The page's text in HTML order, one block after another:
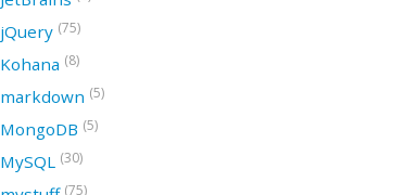
jQuery (75)
Kohana (8)
markdown (5)
MongoDB (5)
MySQL (30)
(75)